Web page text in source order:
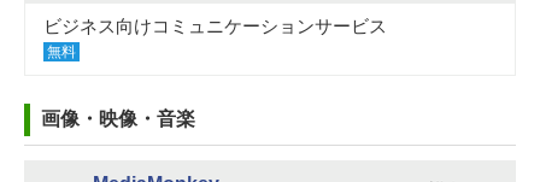
ビジネス向けコミュニケーションサービス
無料
画像・映像・音楽